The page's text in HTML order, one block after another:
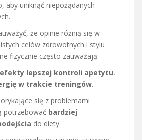
aby uniknąć niepożądanych
że opinie różnią się w
celów zdrowotnych i stylu
fizycznie często zauważają:
lepszej kontroli apetytu,
w trakcie treningów.
się z problemami
potrzebować bardziej
do diety.